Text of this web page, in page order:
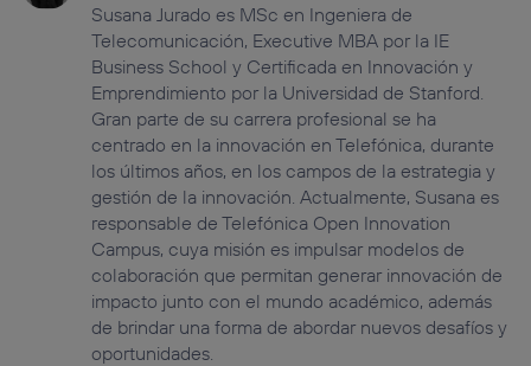
Susana Jurado es MSc en Ingeniera de
Telecomunicación, Executive MBA por la IE
Business School y Certificada en Innovación y
Emprendimiento por la Universidad de Stanford.
Gran parte de su carrera profesional se ha
centrado en la innovación en Telefónica, durante
los últimos años, en los campos de la estrategia y
gestión de la innovación. Actualmente, Susana es
responsable de Telefónica Open Innovation
Campus, cuya misión es impulsar modelos de
colaboración que permitan generar innovación de
impacto junto con el mundo académico, además
de brindar una forma de abordar nuevos desafíos y
oportunidades.